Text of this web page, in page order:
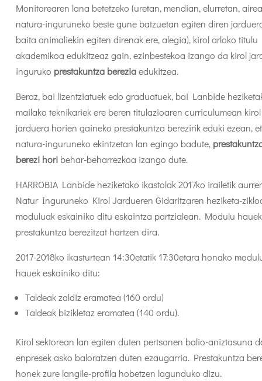
Monitorearen lana betetzeko (uretan, mendian, elurretan,
natura-inguruneko beste gune batzuetan egiten diren
baita animaliekin egiten direnak ere, alegia), kirol arloko titulu
akademikoa edukitzeaz gain, ezinbestekoa izango da kirol
inguruko prestakuntza bereziaedukitzea.
Beraz, bai lizentziatuek edo graduatuek, bai Lanbide
mailako teknikariek ere beren titulazioaren curriculumean kirol
jarduera horien gaineko prestakuntza berezirik eduki ezean,
natura-inguruneko ekintzetan lan egingo badute,
berezi hori behar-beharrezkoa izango dute.
HARROBIA Lanbide heziketako ikastolak 2017ko irailetik
Natur Inguruneko Kirol Jardueren Gidaritzaren heziketa-
moduluak eskainiko ditu eskaintza partzialean. Modulu hauek
prestakuntza berezitzat hartzen dira.
2017-2018ko ikasturtean 14:30etatik 17:30etara honako
hauek eskainiko ditu:
Taldeak zaldiz eramatea (160 ordu)
Taldeak bizikletaz eramatea (140 ordu).
Kirol sektorean lan egiten duten pertsonen balio-aniztasuna
enpresek asko baloratzen duten ezaugarria. Prestakuntza
honek zure langile-profila hobetzen lagunduko dizu.